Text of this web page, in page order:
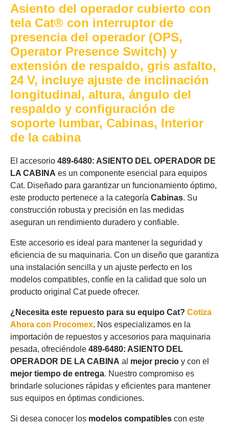
Asiento del operador cubierto con
tela Cat® con interruptor de
presencia del operador (OPS,
Operator Presence Switch) y
extensión de respaldo, gris asfalto,
24 V, incluye ajuste de inclinación
longitudinal, altura, ángulo del
respaldo y configuración de
soporte lumbar, Cabinas, Interior
de la cabina
El accesorio 489-6480: ASIENTO DEL OPERADOR DE
LA CABINA es un componente esencial para equipos
Cat. Diseñado para garantizar un funcionamiento óptimo,
este producto pertenece a la categoría Cabinas. Su
construcción robusta y precisión en las medidas
aseguran un rendimiento duradero y confiable.
Este accesorio es ideal para mantener la seguridad y
eficiencia de su maquinaria. Con un diseño que garantiza
una instalación sencilla y un ajuste perfecto en los
modelos compatibles, confíe en la calidad que solo un
producto original Cat puede ofrecer.
¿Necesita este repuesto para su equipo Cat? Cotiza
Ahora con Procomex. Nos especializamos en la
importación de repuestos y accesorios para maquinaria
pesada, ofreciéndole 489-6480: ASIENTO DEL
OPERADOR DE LA CABINA al mejor precio y con el
mejor tiempo de entrega. Nuestro compromiso es
brindarle soluciones rápidas y eficientes para mantener
sus equipos en óptimas condiciones.
Si desea conocer los modelos compatibles con este